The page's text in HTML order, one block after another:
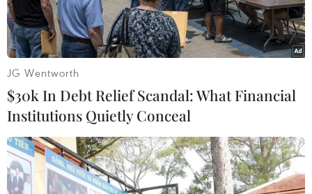
tiêu.
JG Wentworth
$30k In Debt Relief Scandal: What Financial
Institutions Quietly Conceal